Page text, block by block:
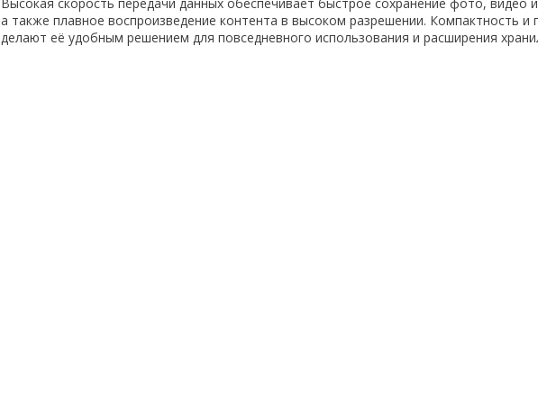
а также плавное воспроизведение контента в высоком разрешении. Компактность и
делают её удобным решением для повседневного использования и расширения